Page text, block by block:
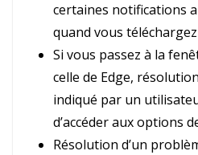
certaines notifications
quand vous
Si vous passez à la
celle de Edge,
indiqué par un
d’accéder aux options
Résolution d’un